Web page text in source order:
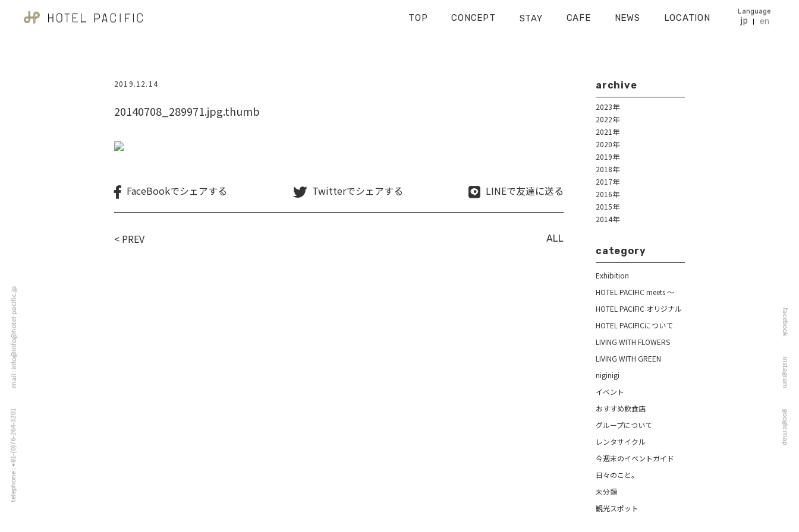
TOP CONCEPT STAY CAFE NEWS LOCATION
Language
jp en
telephone : +81-(0)76-264-3201
mail : info@info@hotel-pacific.jp facebook
instagram
google map
2019.12.14
20140708_289971.jpg.thumb
FaceBookでシェアする Twitterでシェアする LINEで友達に送る
< PREV ALL
archive
2023年
2022年
2021年
2020年
2019年
2018年
2017年
2016年
2015年
2014年
category
Exhibition
HOTEL PACIFIC meets ～
HOTEL PACIFIC オリジナル
HOTEL PACIFICについて
LIVING WITH FLOWERS
LIVING WITH GREEN
niginigi
イベント
おすすめ飲食店
グループについて
レンタサイクル
今週末のイベントガイド
日々のこと。
未分類
観光スポット